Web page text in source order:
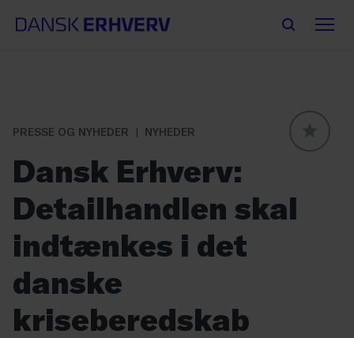
PRESSE OG NYHEDER
NYHEDER
Dansk Erhverv:
Detailhandlen skal
indtænkes i det
danske
kriseberedskab